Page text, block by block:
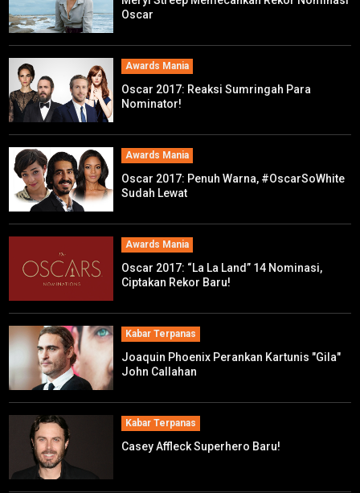
Oscar
Awards Mania
Oscar 2017: Reaksi Sumringah Para
Nominator!
Awards Mania
Oscar 2017: Penuh Warna, #OscarSoWhite
Sudah Lewat
Awards Mania
Oscar 2017: “La La Land” 14 Nominasi,
Ciptakan Rekor Baru!
Kabar Terpanas
Joaquin Phoenix Perankan Kartunis "Gila"
John Callahan
Kabar Terpanas
Casey Affleck Superhero Baru!